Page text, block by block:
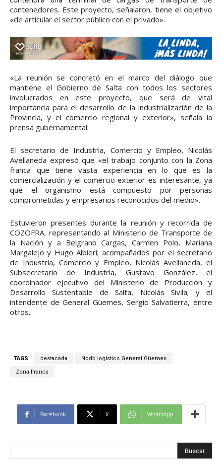
contenedores. Este proyecto, señalaron, tiene el objetivo
«de articular el sector público con el privado».
«La reunión se concretó en el marco del diálogo que
mantiene el Gobierno de Salta con todos los sectores
involucrados en este proyecto, que será de vital
importancia para el desarrollo de la industrialización de la
Provincia, y el comercio regional y exterior», señala la
prensa gubernamental.
El secretario de Industria, Comercio y Empleo, Nicolás
Avellaneda expresó que «el trabajo conjunto con la Zona
franca que tiene vasta experiencia en lo que es la
comercialización y el comercio exterior es interesante, ya
que el organismo está compuesto por personas
comprometidas y empresarios reconocidos del medio».
Estuvieron presentes durante la reunión y recorrida de
COZOFRA, representando al Ministerio de Transporte de
la Nación y a Belgrano Cargas, Carmen Polo, Mariana
Margalejo y Hugo Albieri; acompañados por el secretario
de Industria, Comercio y Empleo, Nicolás Avellaneda, el
Subsecretario de Industria, Gustavo González, el
coordinador ejecutivo del Ministerio de Producción y
Desarrollo Sustentable de Salta, Nicolás Sivila; y el
intendente de General Güemes, Sergio Salvatierra, entre
otros.
TAGS destacada Nodo logístico General Güemes
Zona Franca
Facebook X WhatsApp